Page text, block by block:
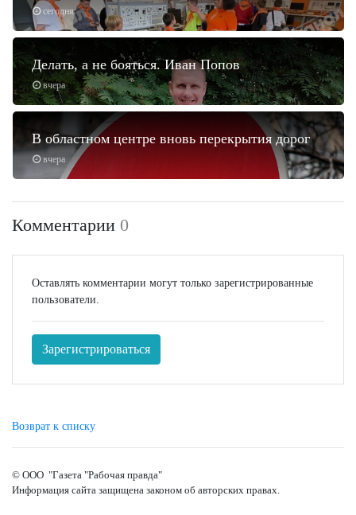
сегодня
вчера
Делать, а не бояться. Иван Попов
вчера
В областном центре вновь перекрытия дорог
Комментарии 0
Оставлять комментарии могут только зарегистрированные
пользователи.
Зарегистрироваться
Возврат к списку
© ООО "Газета "Рабочая правда"
Информация сайта защищена законом об авторских правах.